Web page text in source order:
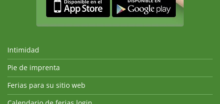
Intimidad
Pie de imprenta
Ferias para su sitio web